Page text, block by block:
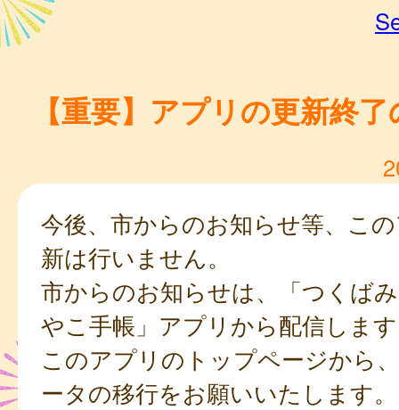
【重要】アプリの更新終
今後、市からのお知らせ等、こ
新は行いません。
市からのお知らせは、「つくば
やこ手帳」アプリから配信しま
このアプリのトップページから
ータの移行をお願いいたします。